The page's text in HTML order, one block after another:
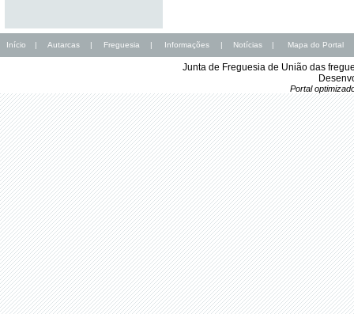
Início | Autarcas | Freguesia | Informações | Notícias | Mapa do Portal
Junta de Freguesia de União das
Portal